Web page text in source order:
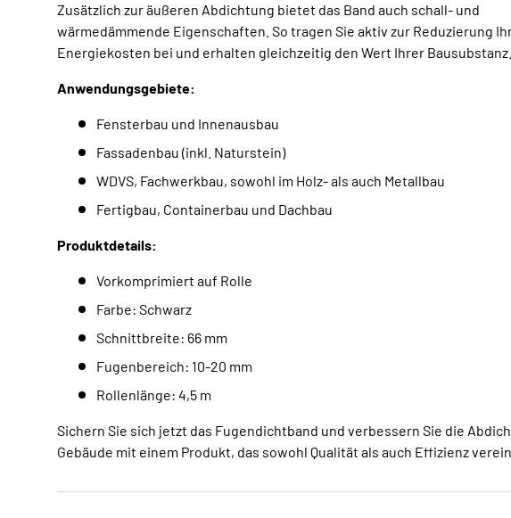
Zusätzlich zur äußeren Abdichtung bietet das Band auch schall- und
wärmedämmende Eigenschaften. So tragen Sie aktiv zur Reduzierung
Energiekosten bei und erhalten gleichzeitig den Wert Ihrer Bausubstanz.
Anwendungsgebiete:
Fensterbau und Innenausbau
Fassadenbau (inkl. Naturstein)
WDVS, Fachwerkbau, sowohl im Holz- als auch Metallbau
Fertigbau, Containerbau und Dachbau
Produktdetails:
Vorkomprimiert auf Rolle
Farbe: Schwarz
Schnittbreite: 66 mm
Fugenbereich: 10-20 mm
Rollenlänge: 4,5 m
Sichern Sie sich jetzt das Fugendichtband und verbessern Sie die
Gebäude mit einem Produkt, das sowohl Qualität als auch Effizienz